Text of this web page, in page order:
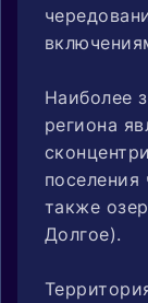
Наиболее
региона
поселения
также
Долгое).